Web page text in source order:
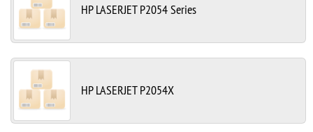
HP LASERJET P2054 Series
HP LASERJET P2054X